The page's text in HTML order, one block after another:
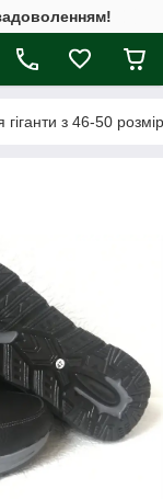
гіганти з 46-50